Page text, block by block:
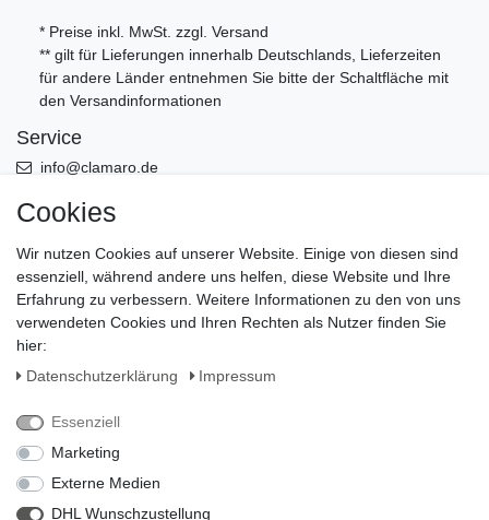
* Preise inkl. MwSt. zzgl. Versand
** gilt für Lieferungen innerhalb Deutschlands, Lieferzeiten
für andere Länder entnehmen Sie bitte der Schaltfläche mit
den Versandinformationen
Service
info@clamaro.de
+49 (0)5956 - 9892870
Leistung
Versand
Zahlungsmittel
Cookies
Wir nutzen Cookies auf unserer Website. Einige von diesen sind
essenziell, während andere uns helfen, diese Website und Ihre
Erfahrung zu verbessern. Weitere Informationen zu den von uns
verwendeten Cookies und Ihren Rechten als Nutzer finden Sie
hier:
Daten­schutz­erklärung
Impressum
Essenziell
Marketing
Externe Medien
DHL Wunschzustellung